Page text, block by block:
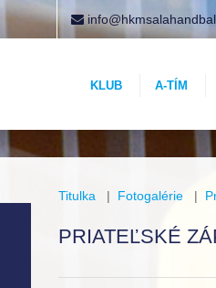
KLUB A-TÍM
Titulka | Fotogalérie |
PRIATEĽSKÉ